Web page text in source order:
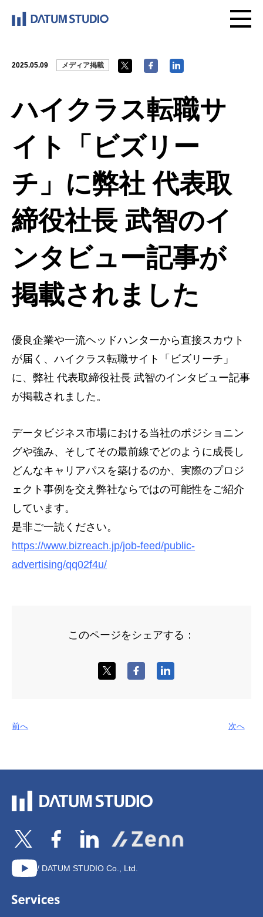
2025.05.09 メディア掲載
ハイクラス転職サ
イト「ビズリー
チ」に弊社 代表取
締役社長 武智のイ
ンタビュー記事が
掲載されました
優良企業や一流ヘッドハンターから直接スカウト
が届く、ハイクラス転職サイト「ビズリーチ」
に、弊社 代表取締役社長 武智のインタビュー記事
が掲載されました。
データビジネス市場における当社のポジショニン
グや強み、そしてその最前線でどのように成長し
どんなキャリアパスを築けるのか、実際のプロジ
ェクト事例を交え弊社ならではの可能性をご紹介
しています。
是非ご一読ください。
https://www.bizreach.jp/job-feed/public-
advertising/qq02f4u/
このページをシェアする：
前へ 次へ
/ DATUM STUDIO Co., Ltd.